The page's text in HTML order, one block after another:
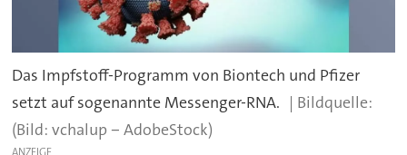
Das Impfstoff-Programm von Biontech und Pfizer
setzt auf sogenannte Messenger-RNA.
(Bild: vchalup ‒ AdobeStock)